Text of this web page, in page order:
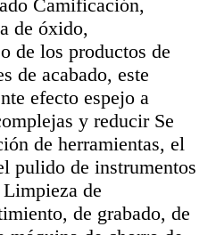
Camificación,
de óxido,
de los productos de
de acabado, este
efecto espejo a
y reducir Se
de herramientas, el
pulido de instrumentos
Limpieza de
de grabado, de